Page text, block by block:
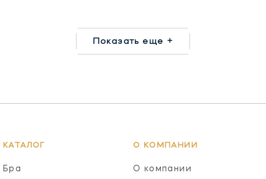
Показать еще +
КАТАЛОГ
Бра
О КОМПАНИИ
О компании